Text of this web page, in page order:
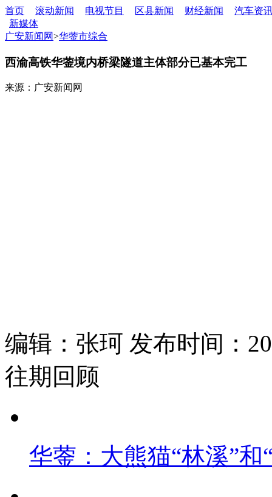
首页 滚动新闻 电视节目 区县新闻 财经新闻
汽车资
新媒体
广安新闻网>华蓥市综合
西渝高铁华蓥境内桥梁隧道主体部分已基本完工
来源：广安新闻网
编辑：张珂 发布时间：
往期回顾
华蓥：大熊猫“林溪”